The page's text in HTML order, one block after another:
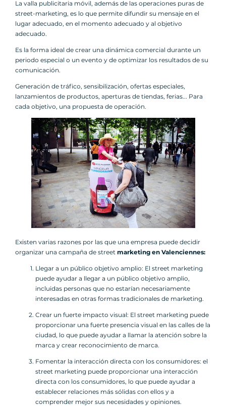
La valla publicitaria móvil, además de las operaciones puras de
street-marketing, es lo que permite difundir su mensaje en el
lugar adecuado, en el momento adecuado y al objetivo
adecuado.
Es la forma ideal de crear una dinámica comercial durante un
periodo especial o un evento y de optimizar los resultados de su
comunicación.
Generación de tráfico, sensibilización, ofertas especiales,
lanzamientos de productos, aperturas de tiendas, ferias... Para
cada objetivo, una propuesta de operación.
Existen varias razones por las que una empresa puede decidir
organizar una campaña de street marketing en Valenciennes:
Llegar a un público objetivo amplio: El street marketing
puede ayudar a llegar a un público objetivo amplio,
incluidas personas que no estarían necesariamente
interesadas en otras formas tradicionales de marketing.
Crear un fuerte impacto visual: El street marketing puede
proporcionar una fuerte presencia visual en las calles de la
ciudad, lo que puede ayudar a llamar la atención sobre la
marca y crear reconocimiento de marca.
Fomentar la interacción directa con los consumidores: el
street marketing puede proporcionar una interacción
directa con los consumidores, lo que puede ayudar a
establecer relaciones más sólidas con ellos y a
comprender mejor sus necesidades y opiniones.